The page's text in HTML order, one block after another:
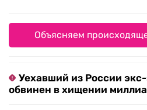
Объясняем
Уехавший из России
обвинен в хищении